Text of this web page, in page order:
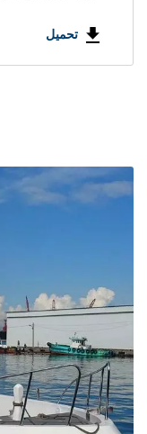
تحميل